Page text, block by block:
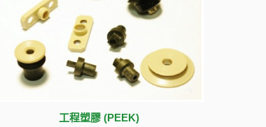
工程塑膠 (PEEK)